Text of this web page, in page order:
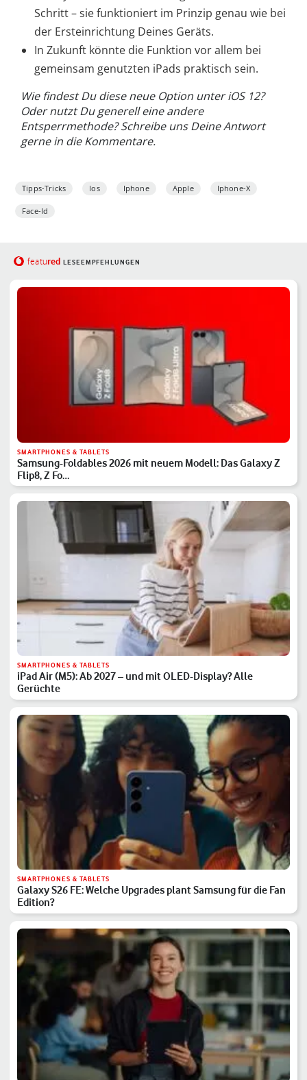
Schritt – sie funktioniert im Prinzip genau wie bei
der Ersteinrichtung Deines Geräts.
In Zukunft könnte die Funktion vor allem bei
gemeinsam genutzten iPads praktisch sein.
Wie findest Du diese neue Option unter iOS 12?
Oder nutzt Du generell eine andere
Entsperrmethode? Schreibe uns Deine Antwort
gerne in die Kommentare.
Tipps-Tricks Ios Iphone Apple Iphone-X
Face-Id
featured LESEEMPFEHLUNGEN
SMARTPHONES & TABLETS
Samsung-Foldables 2026 mit neuem Modell: Das Galaxy Z
Flip8, Z Fo…
SMARTPHONES & TABLETS
iPad Air (M5): Ab 2027 – und mit OLED-Display? Alle
Gerüchte
SMARTPHONES & TABLETS
Galaxy S26 FE: Welche Upgrades plant Samsung für die Fan
Edition?